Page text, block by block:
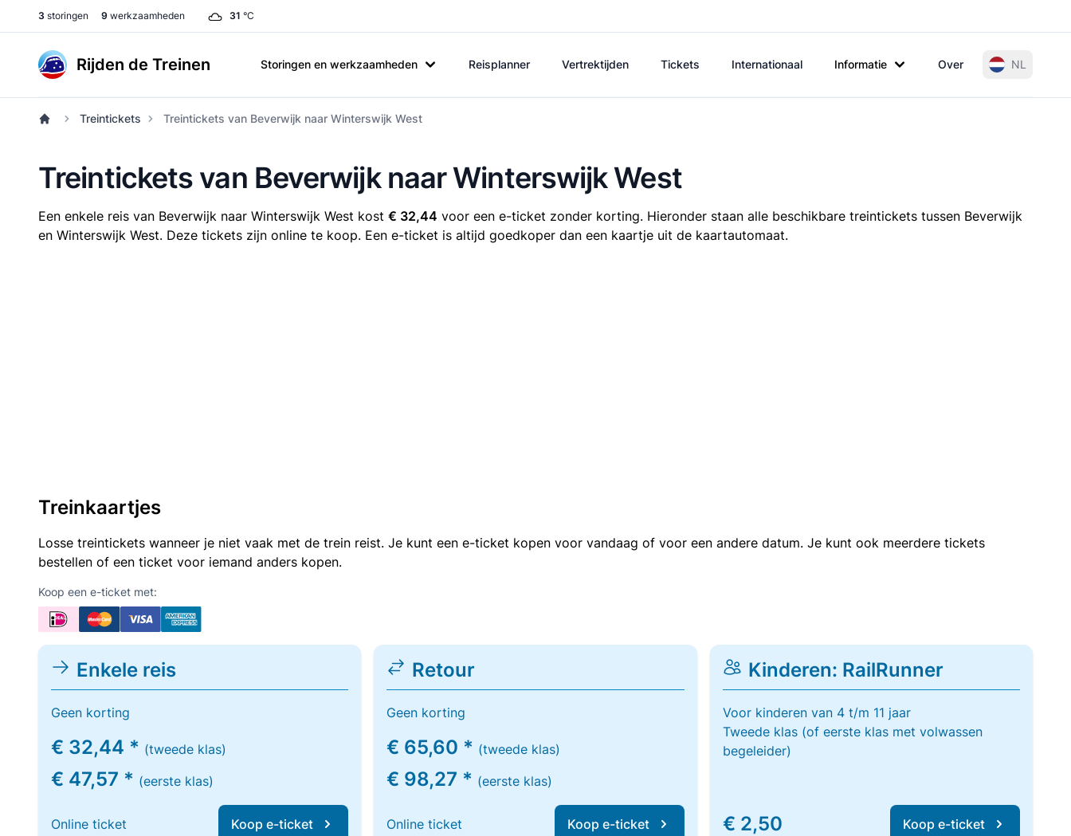
3 storingen 9 werkzaamheden 31 °C
Rijden de Treinen Storingen en werkzaamheden Reisplanner Vertrektijden Tickets Internationaal Informatie Over NL
Treintickets Treintickets van Beverwijk naar Winterswijk West
Treintickets van Beverwijk naar Winterswijk West
Een enkele reis van Beverwijk naar Winterswijk West kost € 32,44 voor een e-ticket zonder korting. Hieronder staan alle beschikbare treintickets tussen Beverwijk
en Winterswijk West. Deze tickets zijn online te koop. Een e-ticket is altijd goedkoper dan een kaartje uit de kaartautomaat.
Treinkaartjes
Losse treintickets wanneer je niet vaak met de trein reist. Je kunt een e-ticket kopen voor vandaag of voor een andere datum. Je kunt ook meerdere tickets
bestellen of een ticket voor iemand anders kopen.
Koop een e-ticket met:
Enkele reis
Geen korting
€ 32,44 * (tweede klas)
€ 47,57 * (eerste klas)
Online ticket Koop e-ticket
Retour
Geen korting
€ 65,60 * (tweede klas)
€ 98,27 * (eerste klas)
Online ticket Koop e-ticket
Kinderen: RailRunner
Voor kinderen van 4 t/m 11 jaar
Tweede klas (of eerste klas met volwassen
begeleider)
€ 2,50 Koop e-ticket